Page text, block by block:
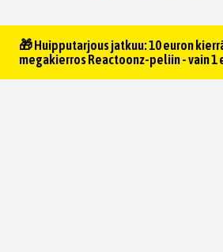
🎁 Huipputarjous jatkuu: 10 euron
megakierros Reactoonz-peliin - vain 1